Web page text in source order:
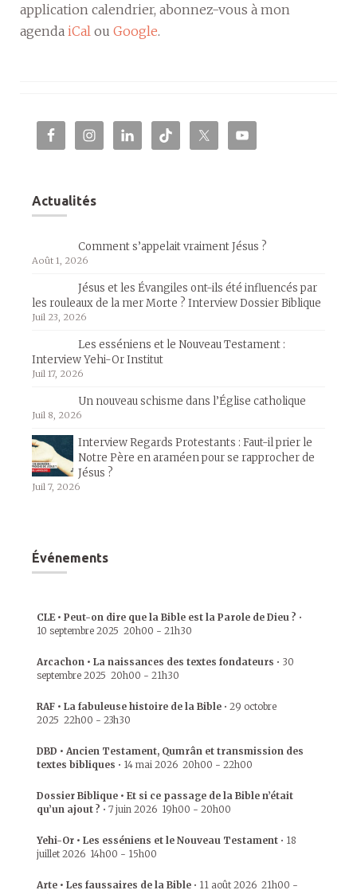
application calendrier, abonnez-vous à mon
agenda iCal ou Google.
Actualités
Comment s’appelait vraiment Jésus ?
Août 1, 2026
Jésus et les Évangiles ont-ils été influencés par
les rouleaux de la mer Morte ? Interview Dossier Biblique
Juil 23, 2026
Les esséniens et le Nouveau Testament :
Interview Yehi-Or Institut
Juil 17, 2026
Un nouveau schisme dans l’Église catholique
Juil 8, 2026
Interview Regards Protestants : Faut-il prier le
Notre Père en araméen pour se rapprocher de
Jésus ?
Juil 7, 2026
Événements
CLE • Peut-on dire que la Bible est la Parole de Dieu ? •
10 septembre 2025 20h00 - 21h30
Arcachon • La naissances des textes fondateurs • 30
septembre 2025 20h00 - 21h30
RAF • La fabuleuse histoire de la Bible • 29 octobre
2025 22h00 - 23h30
DBD • Ancien Testament, Qumrân et transmission des
textes bibliques • 14 mai 2026 20h00 - 22h00
Dossier Biblique • Et si ce passage de la Bible n’était
qu’un ajout ? • 7 juin 2026 19h00 - 20h00
Yehi-Or • Les esséniens et le Nouveau Testament • 18
juillet 2026 14h00 - 15h00
Arte • Les faussaires de la Bible • 11 août 2026 21h00 -